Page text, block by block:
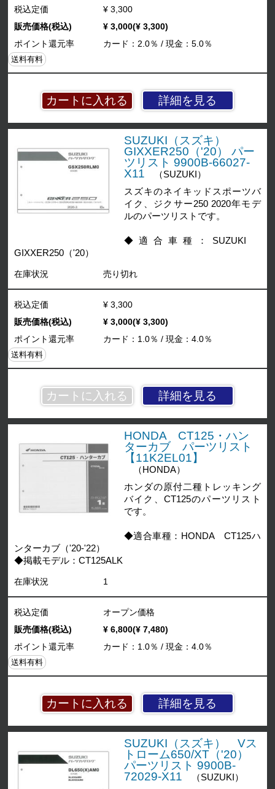
詳細を見る
税込定価
¥ 3,300
販売価格(税込)
¥ 3,000(¥ 3,300)
ポイント還元率
カード：2.0％ / 現金：5.0％
送料有料
SUZUKI（スズキ）
GIXXER250（'20） パー
ツリスト 9900B-66027-
X11
（SUZUKI）
スズキのネイキッドスポーツバ
イク、ジクサー250 2020年モデ
ルのパーツリストです。
◆適合車種：SUZUKI
GIXXER250（'20）
在庫状況 売り切れ
詳細を見る
税込定価
¥ 3,300
販売価格(税込)
¥ 3,000(¥ 3,300)
ポイント還元率
カード：1.0％ / 現金：4.0％
送料有料
HONDA CT125・ハン
ターカブ パーツリスト
【11K2EL01】
（HONDA）
ホンダの原付二種トレッキング
バイク、CT125のパーツリスト
です。
◆適合車種：HONDA CT125ハ
ンターカブ（'20-'22）
◆掲載モデル：CT125ALK
在庫状況 1
詳細を見る
税込定価
オープン価格
販売価格(税込)
¥ 6,800(¥ 7,480)
ポイント還元率
カード：1.0％ / 現金：4.0％
送料有料
SUZUKI（スズキ） Vス
トローム650/XT（'20）
パーツリスト 9900B-
72029-X11
（SUZUKI）